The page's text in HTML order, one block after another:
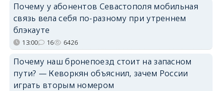
Почему у абонентов Севастополя мобильная
связь вела себя по-разному при утреннем
блэкауте
13:00 16 6426
Почему наш бронепоезд стоит на запасном
пути? — Кеворкян объяснил, зачем России
играть вторым номером